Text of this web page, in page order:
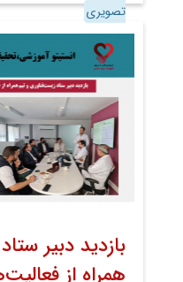
تصویری
بازدید دبیر
همراه از